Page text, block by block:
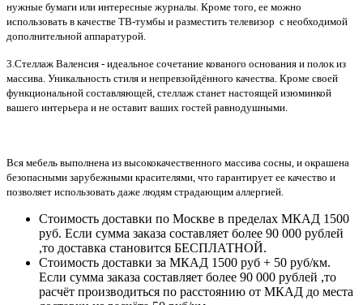
нужные бумаги или интересные журналы. Кроме того, ее можно
использовать в качестве ТВ-тумбы и разместить телевизор с необходимой
дополнительной аппаратурой.
3.Стеллаж Валенсия - идеальное сочетание кованого основания и полок из
массива. Уникальность стиля и непревзойдённого качества. Кроме своей
функциональной составляющей, стеллаж станет настоящей изюминкой
вашего интерьера и не оставит ваших гостей равнодушными.
Вся мебель выполнена из высококачественного массива сосны, и окрашена
безопасными зарубежными красителями, что гарантирует ее качество и
позволяет использовать даже людям страдающим аллергией.
Стоимость доставки по Москве в пределах МКАД 1500
руб. Если сумма заказа составляет более 90 000 рублей
,то доставка становится БЕСПЛАТНОЙ.
Стоимость доставки за МКАД 1500 руб + 50 руб/км.
Если сумма заказа составляет более 90 000 рублей ,то
расчёт производиться по расстоянию от МКАД до места